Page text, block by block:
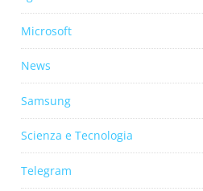
Microsoft
News
Samsung
Scienza e Tecnologia
Telegram